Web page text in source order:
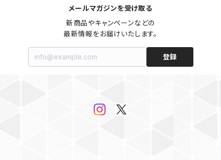
メールマガジンを受け取る
新商品やキャンペーンなどの
最新情報をお届けいたします。
登録